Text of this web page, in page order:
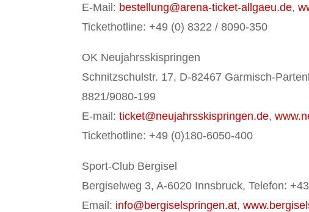
E-Mail: bestellung@arena-ticket-allgaeu.de,
Tickethotline: +49 (0) 8322 / 8090-350
OK Neujahrsskispringen
Schnitzschulstr. 17, D-82467 Garmisch-
8821/9080-199
E-mail:ticket@neujahrsskispringen.de,
Tickethotline: +49 (0)180-6050-400
Sport-Club Bergisel
Bergiselweg 3, A-6020 Innsbruck, Telefon:
Email: info@bergiselspringen.at,